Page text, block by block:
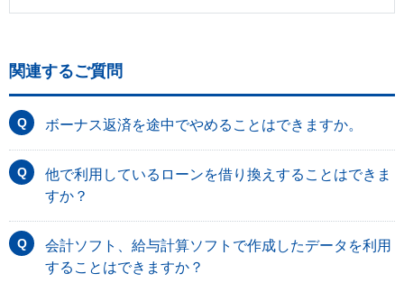
関連するご質問
ボーナス返済を途中でやめることはできますか。
他で利用しているローンを借り換えすることはできま
すか？
会計ソフト、給与計算ソフトで作成したデータを利用
することはできますか？